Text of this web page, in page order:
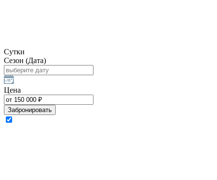
Сутки
Сезон (Дата)
Цена
Забронировать